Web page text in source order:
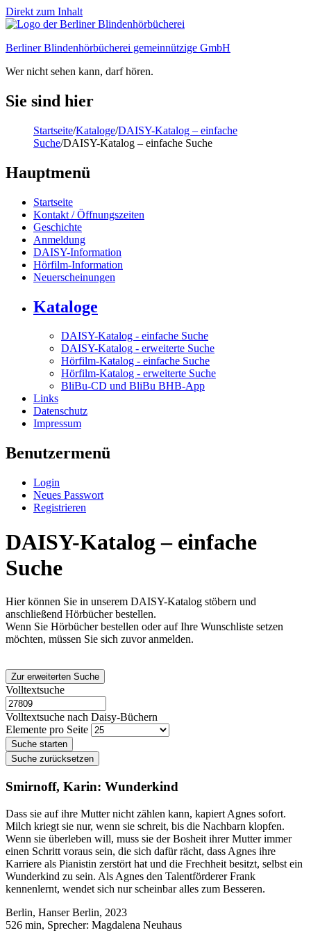
Direkt zum Inhalt
Berliner Blindenhörbücherei gemeinnützige GmbH
Wer nicht sehen kann, darf hören.
Sie sind hier
Startseite/Kataloge/DAISY-Katalog – einfache
Suche/DAISY-Katalog – einfache Suche
Hauptmenü
Startseite
Kontakt / Öffnungszeiten
Geschichte
Anmeldung
DAISY-Information
Hörfilm-Information
Neuerscheinungen
Kataloge
DAISY-Katalog - einfache Suche
DAISY-Katalog - erweiterte Suche
Hörfilm-Katalog - einfache Suche
Hörfilm-Katalog - erweiterte Suche
BliBu-CD und BliBu BHB-App
Links
Datenschutz
Impressum
Benutzermenü
Login
Neues Passwort
Registrieren
DAISY-Katalog – einfache
Suche
Hier können Sie in unserem DAISY-Katalog stöbern und
anschließend Hörbücher bestellen.
Wenn Sie Hörbücher bestellen oder auf Ihre Wunschliste setzen
möchten, müssen Sie sich zuvor anmelden.
Volltextsuche
Volltextsuche nach Daisy-Büchern
Elemente pro Seite
Smirnoff, Karin: Wunderkind
Dass sie auf ihre Mutter nicht zählen kann, kapiert Agnes sofort.
Milch kriegt sie nur, wenn sie schreit, bis die Nachbarn klopfen.
Wenn sie überleben will, muss sie der Bosheit ihrer Mutter immer
einen Schritt voraus sein, die sich dafür rächt, dass Agnes ihre
Karriere als Pianistin zerstört hat und die Frechheit besitzt, selbst ein
Wunderkind zu sein. Als Agnes den Talentförderer Frank
kennenlernt, wendet sich nur scheinbar alles zum Besseren.
Berlin, Hanser Berlin, 2023
526 min, Sprecher: Magdalena Neuhaus